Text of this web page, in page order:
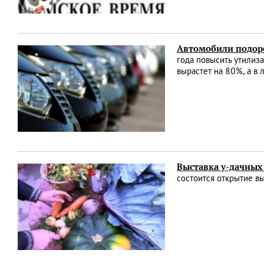
Автомобили
года повысить
вырастет на 80%, а в
Выставка у-
состоится открытие